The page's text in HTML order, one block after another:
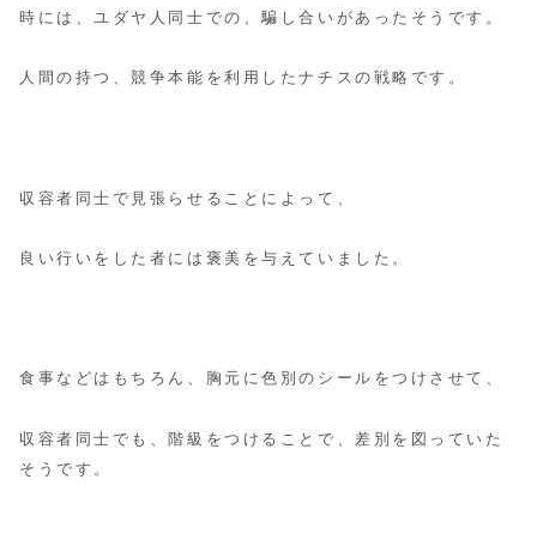
時には、ユダヤ人同士での、騙し合いがあったそうです。
人間の持つ、競争本能を利用したナチスの戦略です。
収容者同士で見張らせることによって、
良い行いをした者には褒美を与えていました。
食事などはもちろん、胸元に色別のシールをつけさせて、
収容者同士でも、階級をつけることで、差別を図っていた
そうです。